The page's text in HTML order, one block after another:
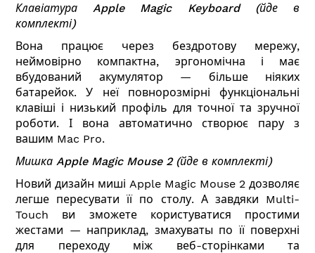
Клавіатура Apple Magic Keyboard(йде в
комплекті)
Вона працює через бездротову мережу,
неймовірно компактна, эргономічна і має
вбудований акумулятор — більше ніяких
батарейок. У неї повнорозмірні функціональні
клавіші і низький профіль для точної та зручної
роботи. І вона автоматично створює пару з
вашим Mac Pro.
Мишка Apple Magic Mouse 2(йде в комплекті)
Новий дизайн миші Apple Magic Mouse 2 дозволяє
легше пересувати її по столу. А завдяки Multi-
Touch ви зможете користуватися простими
жестами — наприклад, змахуваты по її поверхні
для переходу між веб-сторінками та